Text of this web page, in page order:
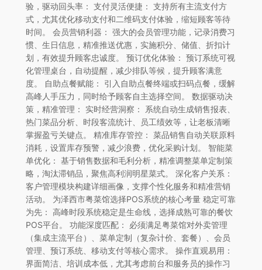
验，驱动回头率： 支付灵活便捷： 支持所有主流支付方
式，尤其优化移动支付和二维码支付体验，缩短顾客等待
时间。 会员营销利器： 强大的会员管理功能，记录消费习
惯、生日信息，精准推送优惠，实施积分、储值、折扣计
划，有效提升顾客忠诚度。 预订优化体验： 预订系统可视
化管理桌台，自动提醒，减少排队等候，提升顾客满意
度。 自助点餐赋能： 引入自助点餐终端或扫码点餐，缓解
高峰人手压力，同时给予顾客自主选择空间。 数据驱动决
策，精准管理： 实时经营洞察： 系统自动生成销售报表、
热门菜品分析、时段客流统计、员工绩效等，让老板清晰
掌握盈亏关键点。 精准库存管控： 菜品销售自动关联原料
消耗，设置库存预警，减少浪费，优化采购计划。 智能菜
单优化： 基于销售数据和毛利分析，精准调整菜单定制策
略，淘汰滞销品，聚焦高利润明星菜式。 深化客户关系：
客户管理模块构建详细画像，支撑个性化服务和精准营销
活动。 为泽西市粤菜馆选择POS系统的核心考量 稳定可靠
为先： 高峰时段系统稳定是生命线，选择成熟可靠的餐饮
POS平台。 功能深度匹配： 必须满足粤菜馆对外卖管理
（集成主流平台）、菜单定制（复杂计价、套餐）、会员
管理、预订系统、移动支付等核心需求。 操作直观易用：
界面简洁、培训成本低，尤其考虑前台和服务员的操作习